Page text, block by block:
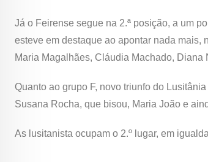
Já o Feirense segue na 2.ª posição, a um
esteve em destaque ao apontar nada mais,
Maria Magalhães, Cláudia Machado, Diana
Quanto ao grupo F, novo triunfo do
Susana Rocha, que bisou, Maria João e
As lusitanista ocupam o 2.º lugar, em